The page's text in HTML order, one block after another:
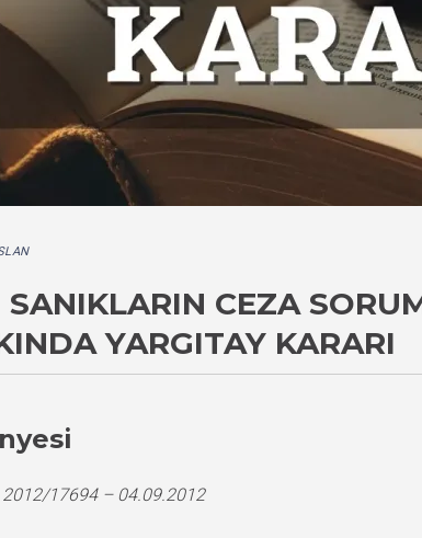
CEZA
YARGITAY KARARI
17694 – 04.09.2012